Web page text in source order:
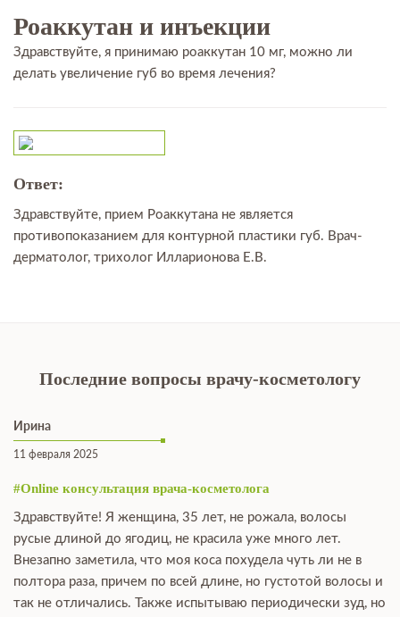
Роаккутан и инъекции
Здравствуйте, я принимаю роаккутан 10 мг, можно ли
делать увеличение губ во время лечения?
Ответ:
Здравствуйте, прием Роаккутана не является
противопоказанием для контурной пластики губ. Врач-
дерматолог, трихолог Илларионова Е.В.
Последние вопросы врачу-косметологу
Ирина
11 февраля 2025
#Online консультация врача-косметолога
Здравствуйте! Я женщина, 35 лет, не рожала, волосы
русые длиной до ягодиц, не красила уже много лет.
Внезапно заметила, что моя коса похудела чуть ли не в
полтора раза, причем по всей длине, но густотой волосы и
так не отличались. Также испытываю периодически зуд, но